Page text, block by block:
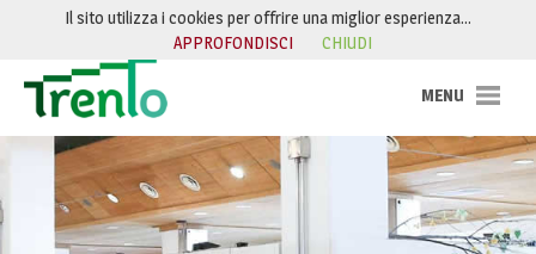
Salta al contenuto
Il sito utilizza i cookies per offrire una miglior esperienza…
APPROFONDISCI
CHIUDI